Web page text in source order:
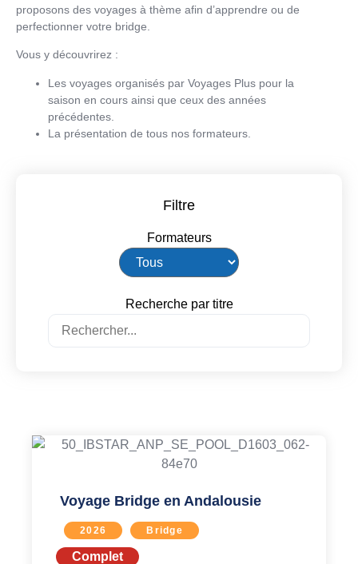
proposons des voyages à thème afin d’apprendre ou de
perfectionner votre bridge.
Vous y découvrirez :
Les voyages organisés par Voyages Plus pour la
saison en cours ainsi que ceux des années
précédentes.
La présentation de tous nos formateurs.
Filtre
Formateurs
Recherche par titre
Voyage Bridge en Andalousie
2026 Bridge
Complet